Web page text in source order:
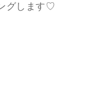
グします♡